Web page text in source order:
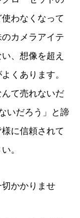
わなくなって
カメラアイテ
、想像を超え
くあります。
んて売れないだ
いだろう」と諦
に信頼されて
。
かかりませ